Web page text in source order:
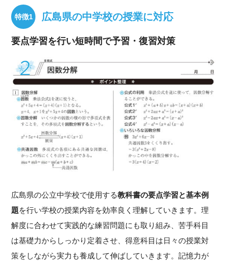
広島県の中学校の授業に対応
要点学習を行い短時間で予習・復習対策
広島県の公立中学校で使用する教科書の要点学習と基本例
題を行い学校の授業内容を効率良く理解していきます。理
解度に合わせて実践的な練習問題にも取り組み、苦手科目
は基礎力からしっかり定着させ、得意科目は日々の授業対
策をしながら実力も養成して伸ばしていきます。記憶力が